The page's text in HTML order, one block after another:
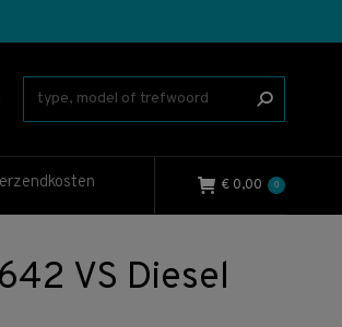
€ 0,00 0
VS Diesel